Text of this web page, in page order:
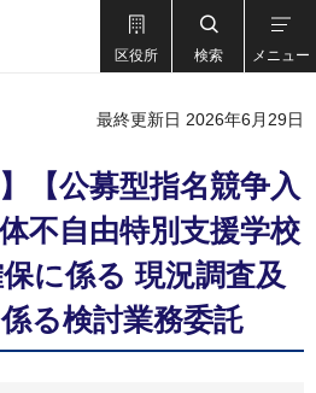
区役所 検索 メニュー
最終更新日 2026年6月29日
【公募型指名競争入
不自由特別支援学校
に係る 現況調査及
る検討業務委託